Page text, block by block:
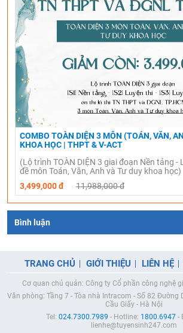
COMBO TOÀN DIỆN 3 MÔN (TOÁN, VĂN,
KHOA HỌC | THPT & V-ACT
(Lộ trình TOÀN DIỆN 3 giai đoạn Nền tảng -
đề môn Toán, Văn, Anh và Tư duy khoa học)
3,499,000 đ
11,988,000 đ
Bình luận
TRANG CHỦ GIỚI THIỆU LIÊN HỆ
Cơ quan chủ quản: Công ty Cổ phần công nghệ
Văn phòng: Tầng 7 - Tòa nhà Intracom - Số 82 Đường
Cầu Giấy - Hà Nội
Tel: 024.7300.7989 - Hotline: 1800.6947-
lienhe@tuyensinh247.com